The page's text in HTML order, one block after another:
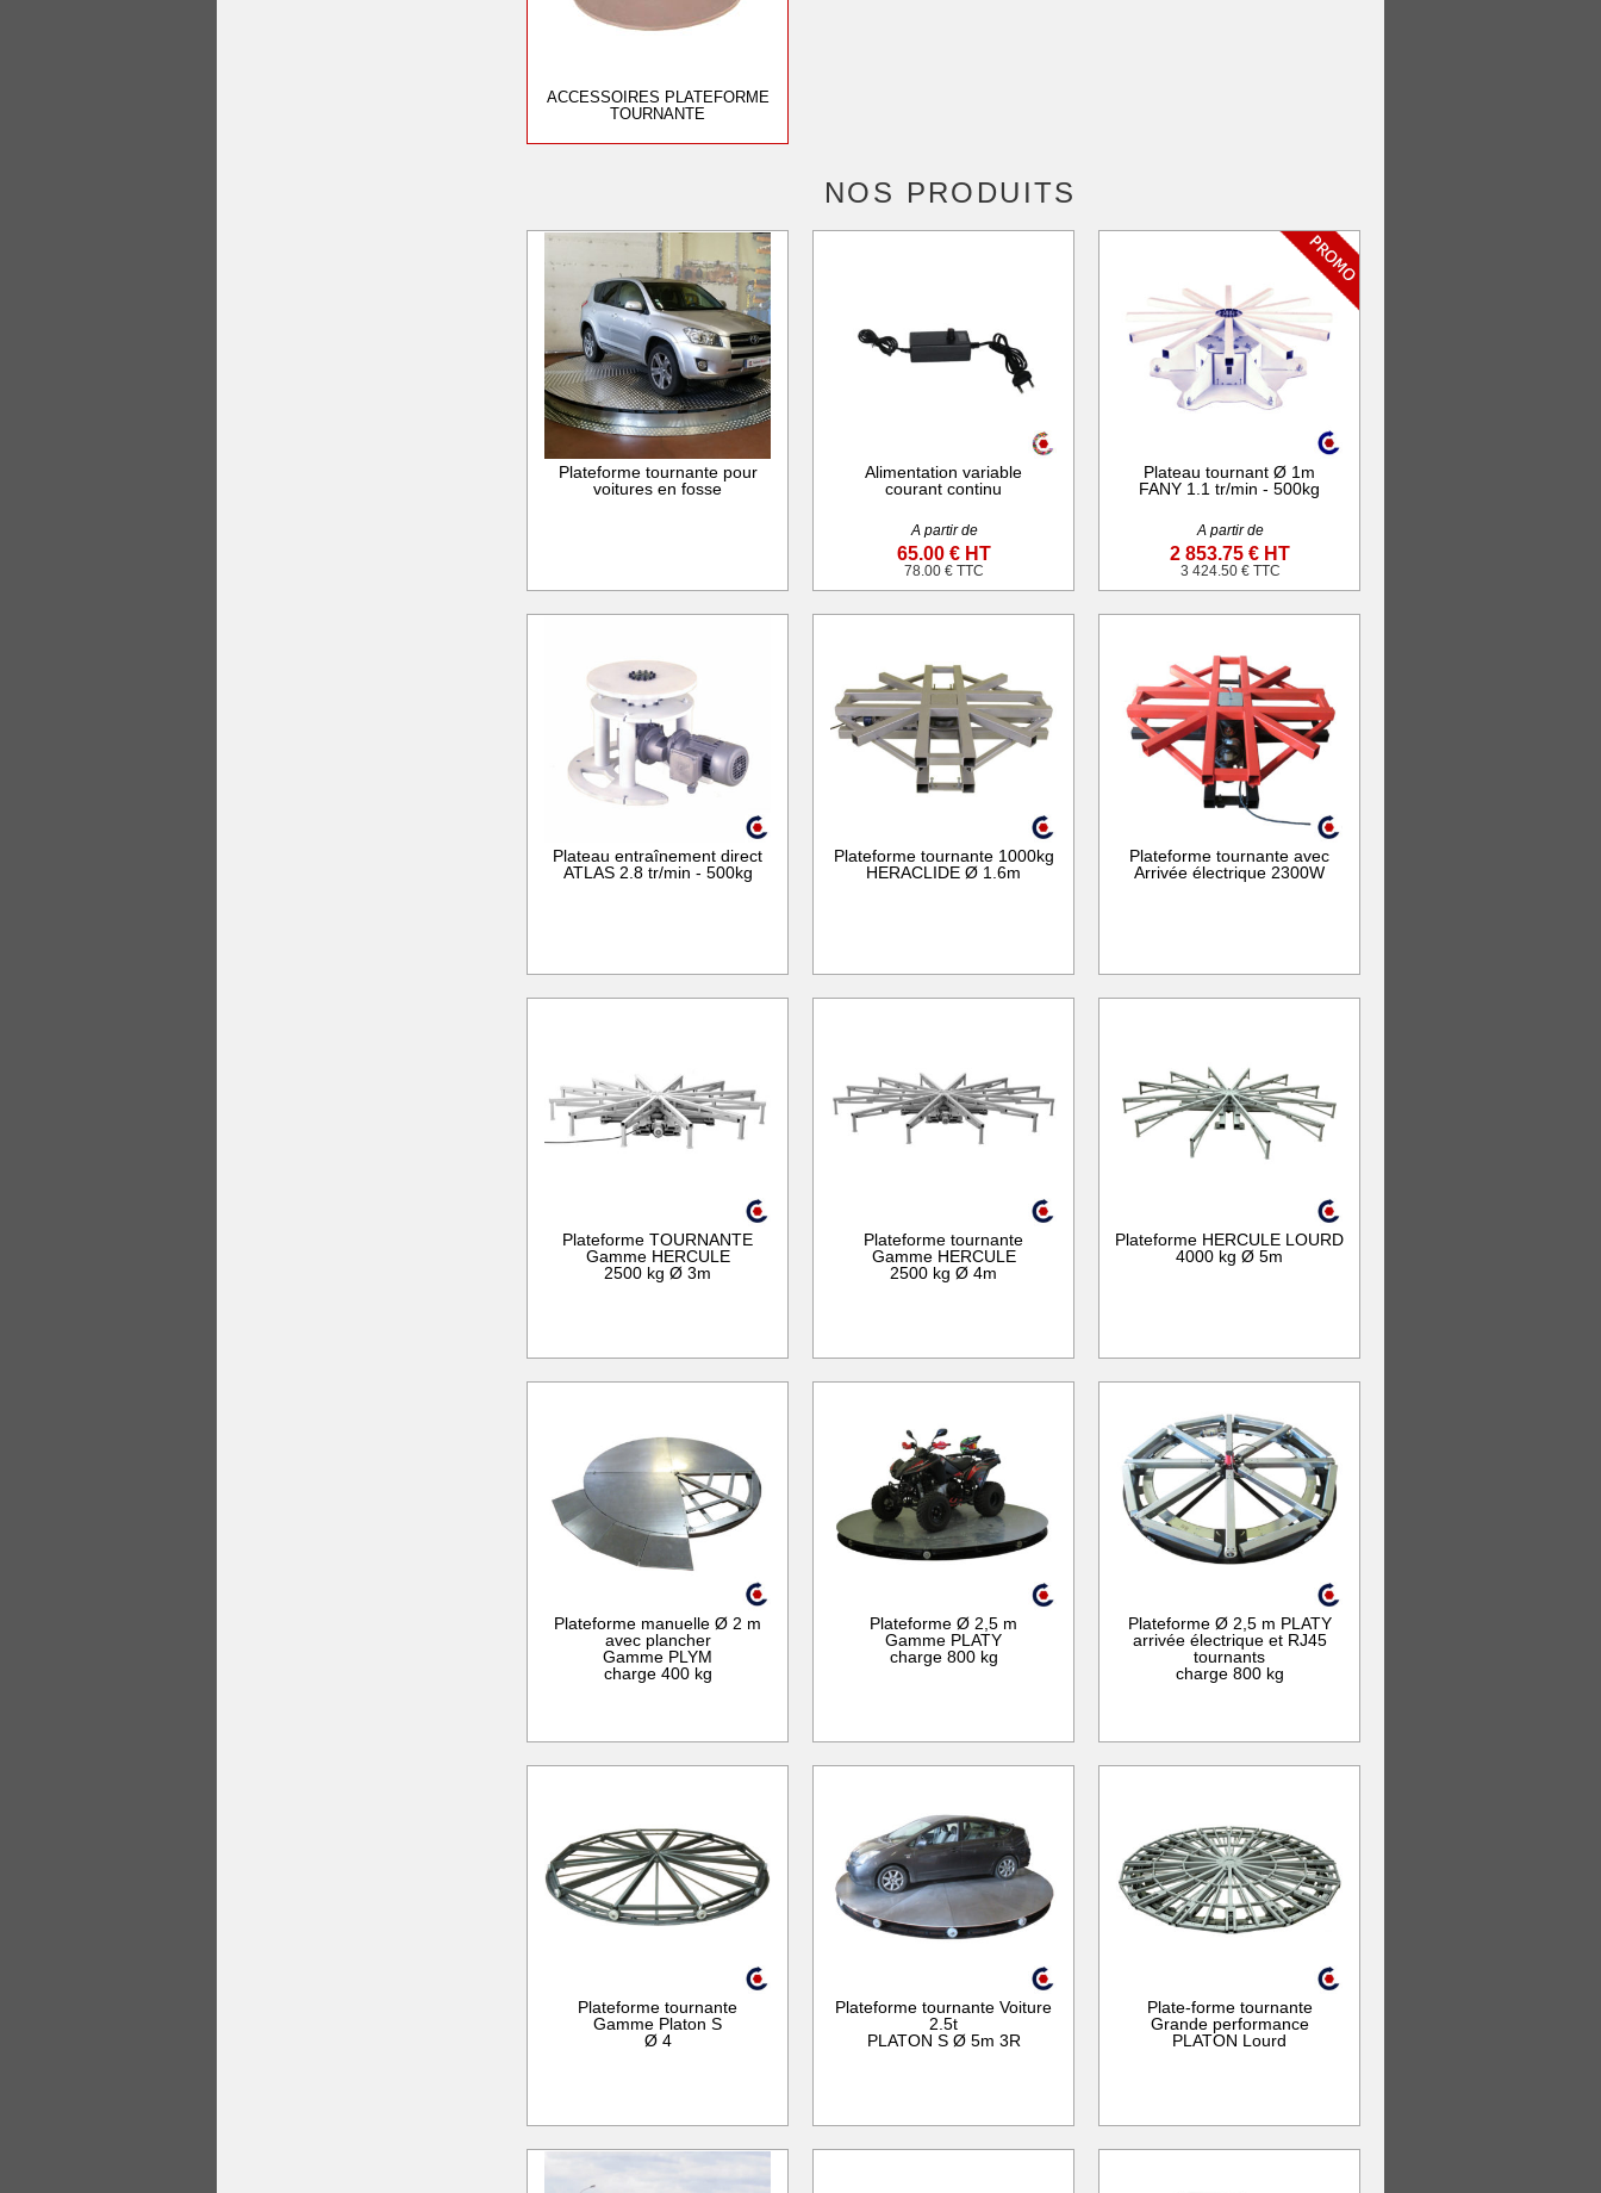
ACCESSOIRES PLATEFORME
TOURNANTE
NOS PRODUITS
Plateforme tournante pour
voitures en fosse
Alimentation variable
courant continu
A partir de
65.00 € HT
78.00 € TTC
Plateau tournant Ø 1m
FANY 1.1 tr/min - 500kg
A partir de
2 853.75 € HT
3 424.50 € TTC
Plateau entraînement direct
ATLAS 2.8 tr/min - 500kg
Plateforme tournante 1000kg
HERACLIDE Ø 1.6m
Plateforme tournante avec
Arrivée électrique 2300W
Plateforme TOURNANTE
Gamme HERCULE
2500 kg Ø 3m
Plateforme tournante
Gamme HERCULE
2500 kg Ø 4m
Plateforme HERCULE LOURD
4000 kg Ø 5m
Plateforme manuelle Ø 2 m
avec plancher
Gamme PLYM
charge 400 kg
Plateforme Ø 2,5 m
Gamme PLATY
charge 800 kg
Plateforme Ø 2,5 m PLATY
arrivée électrique et RJ45
tournants
charge 800 kg
Plateforme tournante
Gamme Platon S
Ø 4
Plateforme tournante Voiture
2.5t
PLATON S Ø 5m 3R
Plate-forme tournante
Grande performance
PLATON Lourd